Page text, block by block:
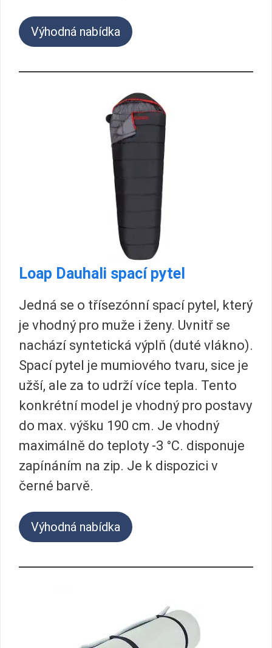
Výhodná nabídka
Loap Dauhali spací pytel
Jedná se o třísezónní spací pytel, který
je vhodný pro muže i ženy. Uvnitř se
nachází syntetická výplň (duté vlákno).
Spací pytel je mumiového tvaru, sice je
užší, ale za to udrží více tepla. Tento
konkrétní model je vhodný pro postavy
do max. výšku 190 cm. Je vhodný
maximálně do teploty -3 °C. disponuje
zapínáním na zip. Je k dispozici v
černé barvě.
Výhodná nabídka